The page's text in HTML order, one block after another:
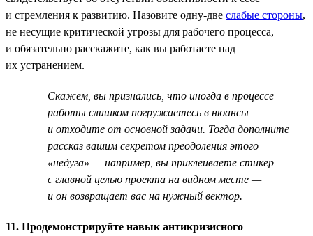
и стремления к развитию. Назовите одну-две слабые стороны,
не несущие критической угрозы для рабочего процесса,
и обязательно расскажите, как вы работаете над
их устранением.
Скажем, вы признались, что иногда в процессе
работы слишком погружаетесь в нюансы
и отходите от основной задачи. Тогда дополните
рассказ вашим секретом преодоления этого
«недуга» — например, вы приклеиваете стикер
с главной целью проекта на видном месте —
и он возвращает вас на нужный вектор.
11. Продемонстрируйте навык антикризисного